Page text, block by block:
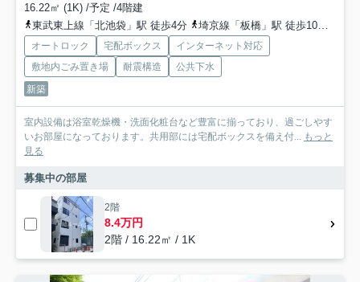
16.22㎡ (1K) /予定 /4階建
東武東上線「北池袋」駅 徒歩4分
埼京線「板橋」駅 徒歩10分
オートロック 宅配ボックス
インターネット対応
敷地内ごみ置き場
耐震構造
公共下水
新築
室内設備は浴室乾燥機・洗面化粧台など豊富に揃っており、過ごしやす
いお部屋になっております。共用部には宅配ボックスを備え付... もっと
見る
募集中の部屋
2階
8.4万円
2階 / 16.22㎡ / 1K